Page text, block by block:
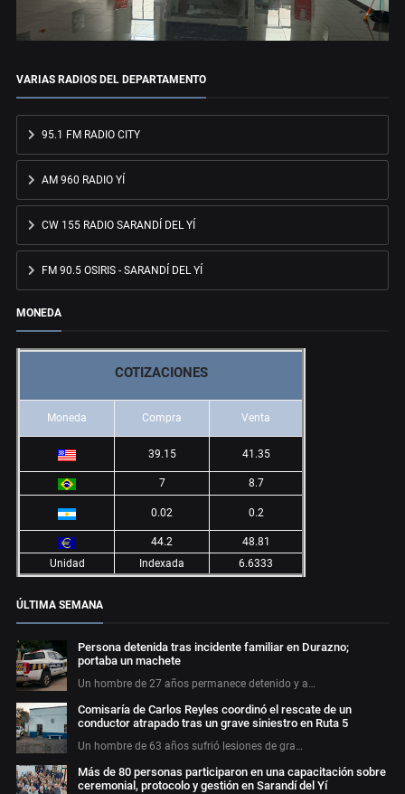
VARIAS RADIOS DEL DEPARTAMENTO
95.1 FM RADIO CITY
AM 960 RADIO YÍ
CW 155 RADIO SARANDÍ DEL YÍ
FM 90.5 OSIRIS - SARANDÍ DEL YÍ
MONEDA
COTIZACIONES
Moneda Compra Venta
39.15 41.35
7 8.7
0.02 0.2
44.2
48.81
Unidad
Indexada 6.6333
ÚLTIMA SEMANA
Persona detenida tras incidente familiar en Durazno;
portaba un machete
Un hombre de 27 años permanece detenido y a…
Comisaría de Carlos Reyles coordinó el rescate de un
conductor atrapado tras un grave siniestro en Ruta 5
Un hombre de 63 años sufrió lesiones de gra…
Más de 80 personas participaron en una capacitación sobre
ceremonial, protocolo y gestión en Sarandí del Yí